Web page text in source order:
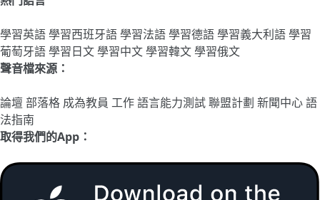
學習英語學習西班牙語學習法語學習德語學習義大利語學習
葡萄牙語學習日文學習中文學習韓文學習俄文
聲音檔來源：
論壇部落格 成為教員 工作語言能力測試聯盟計劃 新聞中心語
法指南
取得我們的App：